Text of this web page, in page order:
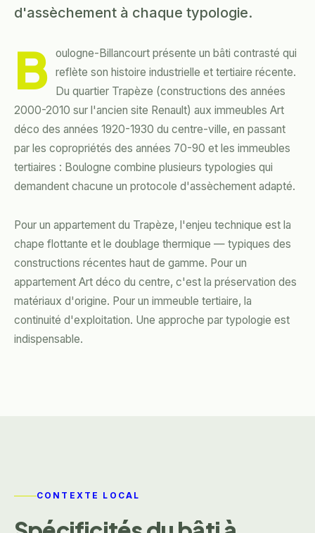
d'assèchement à chaque typologie.
B
oulogne-Billancourt présente un bâti contrasté qui
reflète son histoire industrielle et tertiaire récente.
Du quartier Trapèze (constructions des années
2000-2010 sur l'ancien site Renault) aux immeubles Art
déco des années 1920-1930 du centre-ville, en passant
par les copropriétés des années 70-90 et les immeubles
tertiaires : Boulogne combine plusieurs typologies qui
demandent chacune un protocole d'assèchement adapté.
Pour un appartement du Trapèze, l'enjeu technique est la
chape flottante et le doublage thermique — typiques des
constructions récentes haut de gamme. Pour un
appartement Art déco du centre, c'est la préservation des
matériaux d'origine. Pour un immeuble tertiaire, la
continuité d'exploitation. Une approche par typologie est
indispensable.
CONTEXTE LOCAL